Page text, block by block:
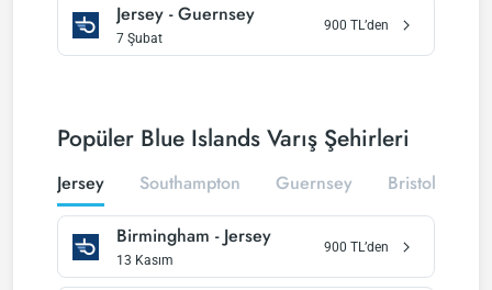
Jersey -Guernsey
7 Şubat
900 TL’den
Popüler Blue Islands Varış Şehirleri
Jersey Southampton Guernsey Bristol
Birmingham - Jersey
13 Kasım
900 TL’den